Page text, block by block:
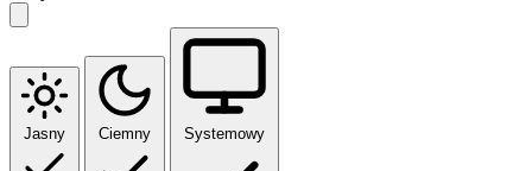
Jasny Ciemny Systemowy